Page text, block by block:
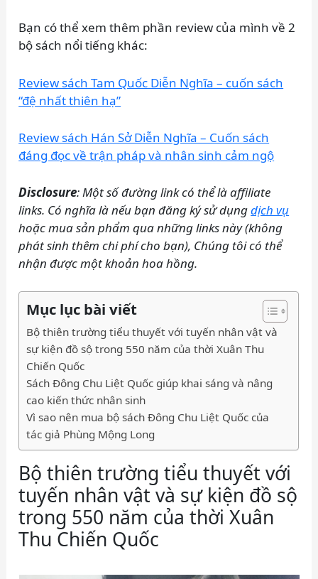
Bạn có thể xem thêm phần review của mình về 2
bộ sách nổi tiếng khác:
Review sách Tam Quốc Diễn Nghĩa – cuốn sách
“đệ nhất thiên hạ”
Review sách Hán Sở Diễn Nghĩa – Cuốn sách
đáng đọc về trận pháp và nhân sinh cảm ngộ
Disclosure: Một số đường link có thể là affiliate
links. Có nghĩa là nếu bạn đăng ký sử dụngdịch vụ
hoặc mua sản phẩm qua những links này (không
phát sinh thêm chi phí cho bạn), Chúng tôi có thể
nhận được một khoản hoa hồng.
Mục lục bài viết
Bộ thiên trường tiểu thuyết với tuyến nhân vật và
sự kiện đồ sộ trong 550 năm của thời Xuân Thu
Chiến Quốc
Sách Đông Chu Liệt Quốc giúp khai sáng và nâng
cao kiến thức nhân sinh
Vì sao nên mua bộ sách Đông Chu Liệt Quốc của
tác giả Phùng Mộng Long
Bộ thiên trường tiểu thuyết với
tuyến nhân vật và sự kiện đồ sộ
trong 550 năm của thời Xuân
Thu Chiến Quốc